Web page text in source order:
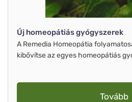
Új homeopátiás gyógyszerek
A Remedia Homeopátia
kibővítse az egyes homeopátiás
Tovább